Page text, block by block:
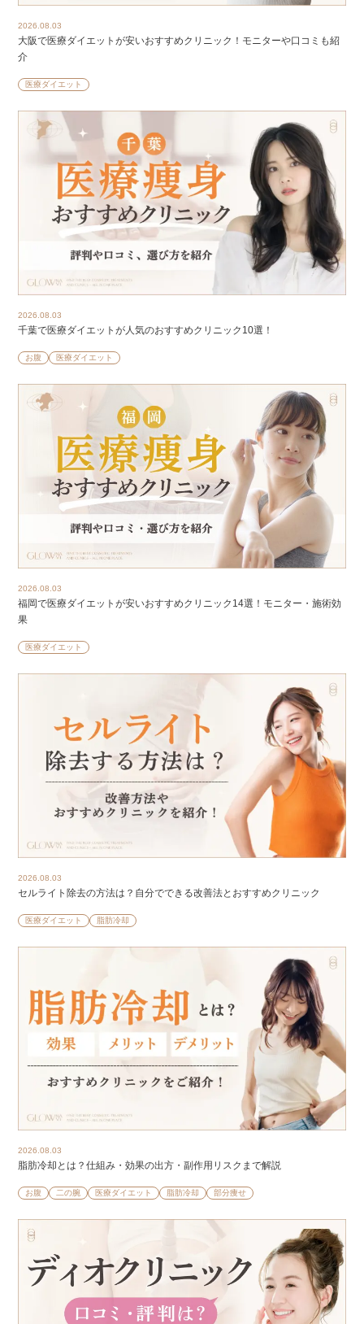
2026.08.03
大阪で医療ダイエットが安いおすすめクリニック！モニターや口コミも紹
介
医療ダイエット
2026.08.03
千葉で医療ダイエットが人気のおすすめクリニック10選！
お腹 医療ダイエット
2026.08.03
福岡で医療ダイエットが安いおすすめクリニック14選！モニター・施術効
果
医療ダイエット
2026.08.03
セルライト除去の方法は？自分でできる改善法とおすすめクリニック
医療ダイエット 脂肪冷却
2026.08.03
脂肪冷却とは？仕組み・効果の出方・副作用リスクまで解説
お腹 二の腕 医療ダイエット 脂肪冷却 部分痩せ